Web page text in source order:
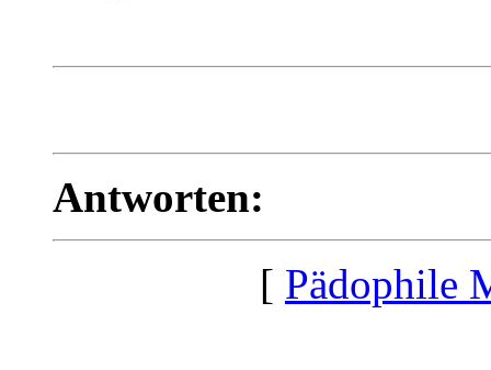
Antworten:
[ Pädophile